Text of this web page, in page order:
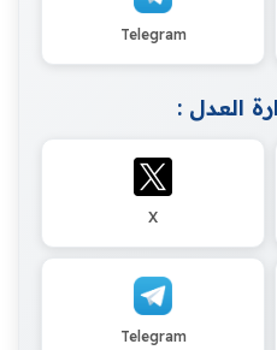
Telegram
العدل :
X
Telegram